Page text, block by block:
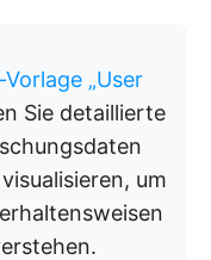
„User
Sie detaillierte
um